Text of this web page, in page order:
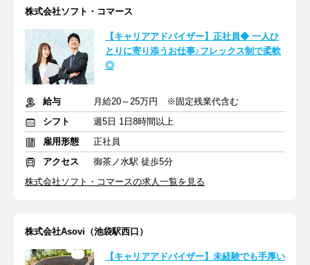
株式会社ソフト・コマース
【キャリアアドバイザー】正社員◆ 一人ひ
とりに寄り添うお仕事♪フレックス制で柔軟
◎
給与
月給20～25万円 ※固定残業代含む
シフト
週5日 1日8時間以上
雇用形態
正社員
アクセス
御茶ノ水駅 徒歩5分
株式会社ソフト・コマースの求人一覧を見る
株式会社Asovi（池袋駅西口）
【キャリアアドバイザー】未経験でも手厚い